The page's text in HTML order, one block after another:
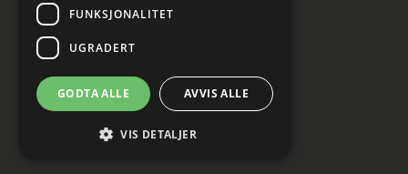
FUNKSJONALITET
UGRADERT
GODTA ALLE AVVIS ALLE
VIS DETALJER